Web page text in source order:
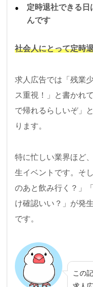
定時退社できる日
んです
社会人にとって定時
求人広告では「残業
ス重視！」と書かれ
で帰れるらしいぞ」
ります。
特に忙しい業界ほど
生イベントです。そ
のあと飲み行く？」
け確認いい？」が発
です。
この